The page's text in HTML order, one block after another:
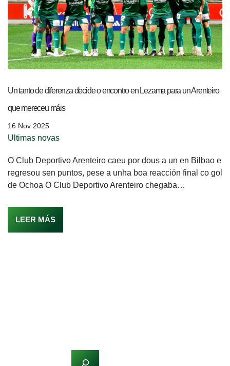
Un tanto de diferenza decide o encontro en Lezama para un Arenteiro
que mereceu máis
16 Nov 2025
Ultimas novas
O Club Deportivo Arenteiro caeu por dous a un en Bilbao e
regresou sen puntos, pese a unha boa reacción final co gol
de Ochoa O Club Deportivo Arenteiro chegaba…
LEER MÁS